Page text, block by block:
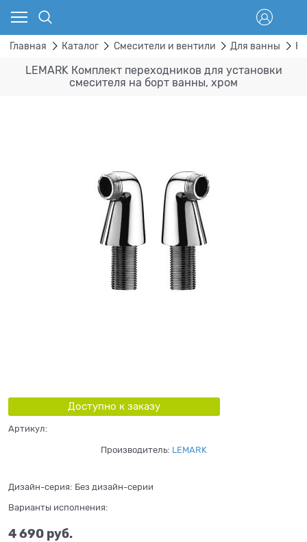
Главная Каталог Смесители и вентили Для ванны
LEMARK Комплект переходников для установки
смесителя на борт ванны, хром
Доступно к заказу
Артикул:
Производитель: LEMARK
Дизайн-серия: Без дизайн-серии
Варианты исполнения:
4 690 руб.